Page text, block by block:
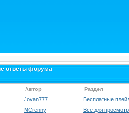
ответы форума
Автор Раздел
Jovan777 Бесплатные
MCrenny Всё для